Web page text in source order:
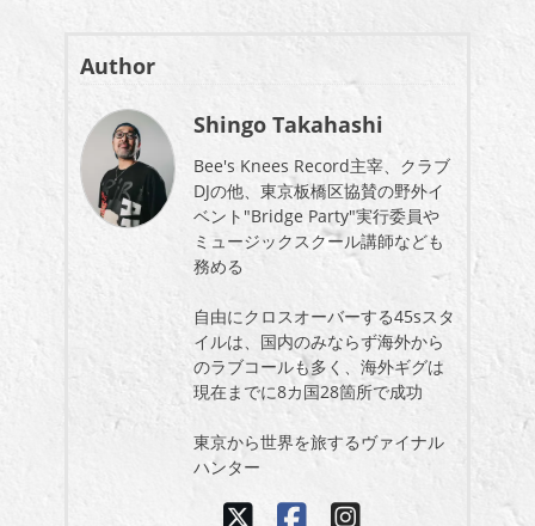
Author
Shingo Takahashi
Bee's Knees Record主宰、クラブ
DJの他、東京板橋区協賛の野外イ
ベント"Bridge Party"実行委員や
ミュージックスクール講師なども
務める
自由にクロスオーバーする45sスタ
イルは、国内のみならず海外から
のラブコールも多く、海外ギグは
現在までに8カ国28箇所で成功
東京から世界を旅するヴァイナル
ハンター